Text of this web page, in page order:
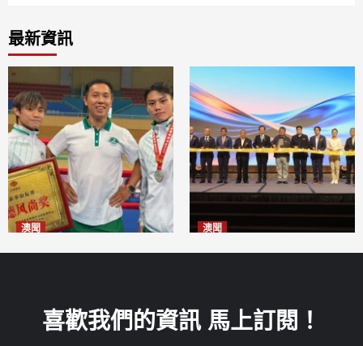
最新資訊
澳聞 澳聞
喜歡我們的資訊 馬上訂閱！